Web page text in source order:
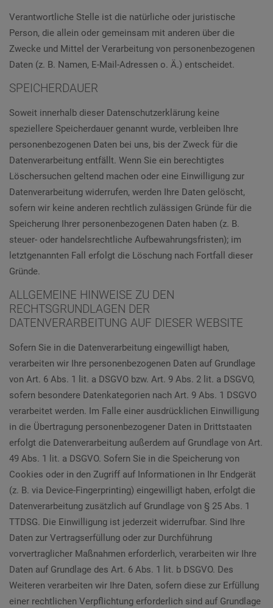
Verantwortliche Stelle ist die natürliche oder juristische
Person, die allein oder gemeinsam mit anderen über die
Zwecke und Mittel der Verarbeitung von personenbezogenen
Daten (z. B. Namen, E-Mail-Adressen o. Ä.) entscheidet.
SPEICHERDAUER
Soweit innerhalb dieser Datenschutzerklärung keine
speziellere Speicherdauer genannt wurde, verbleiben Ihre
personenbezogenen Daten bei uns, bis der Zweck für die
Datenverarbeitung entfällt. Wenn Sie ein berechtigtes
Löschersuchen geltend machen oder eine Einwilligung zur
Datenverarbeitung widerrufen, werden Ihre Daten gelöscht,
sofern wir keine anderen rechtlich zulässigen Gründe für die
Speicherung Ihrer personenbezogenen Daten haben (z. B.
steuer- oder handelsrechtliche Aufbewahrungsfristen); im
letztgenannten Fall erfolgt die Löschung nach Fortfall dieser
Gründe.
ALLGEMEINE HINWEISE ZU DEN
RECHTSGRUNDLAGEN DER
DATENVERARBEITUNG AUF DIESER WEBSITE
Sofern Sie in die Datenverarbeitung eingewilligt haben,
verarbeiten wir Ihre personenbezogenen Daten auf Grundlage
von Art. 6 Abs. 1 lit. a DSGVO bzw. Art. 9 Abs. 2 lit. a DSGVO,
sofern besondere Datenkategorien nach Art. 9 Abs. 1 DSGVO
verarbeitet werden. Im Falle einer ausdrücklichen Einwilligung
in die Übertragung personenbezogener Daten in Drittstaaten
erfolgt die Datenverarbeitung außerdem auf Grundlage von Art.
49 Abs. 1 lit. a DSGVO. Sofern Sie in die Speicherung von
Cookies oder in den Zugriff auf Informationen in Ihr Endgerät
(z. B. via Device-Fingerprinting) eingewilligt haben, erfolgt die
Datenverarbeitung zusätzlich auf Grundlage von § 25 Abs. 1
TTDSG. Die Einwilligung ist jederzeit widerrufbar. Sind Ihre
Daten zur Vertragserfüllung oder zur Durchführung
vorvertraglicher Maßnahmen erforderlich, verarbeiten wir Ihre
Daten auf Grundlage des Art. 6 Abs. 1 lit. b DSGVO. Des
Weiteren verarbeiten wir Ihre Daten, sofern diese zur Erfüllung
einer rechtlichen Verpflichtung erforderlich sind auf Grundlage